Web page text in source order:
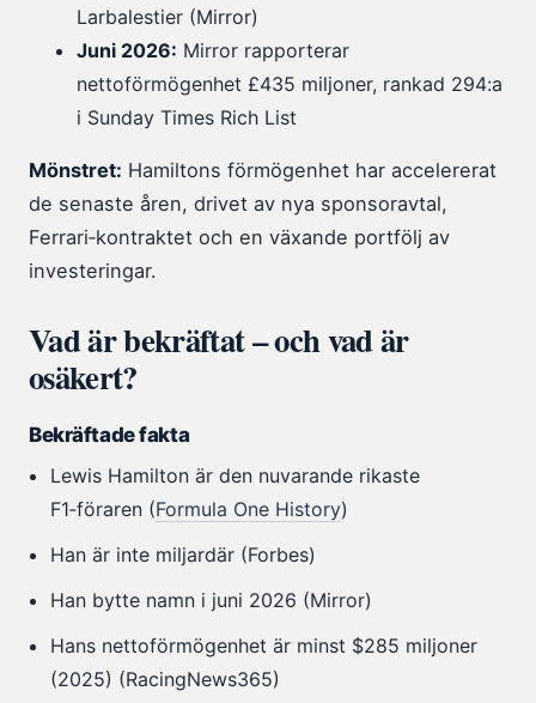
Larbalestier (Mirror)
Juni 2026: Mirror rapporterar
nettoförmögenhet £435 miljoner, rankad 294:a
i Sunday Times Rich List
Mönstret: Hamiltons förmögenhet har accelererat
de senaste åren, drivet av nya sponsoravtal,
Ferrari‑kontraktet och en växande portfölj av
investeringar.
Vad är bekräftat – och vad är
osäkert?
Bekräftade fakta
Lewis Hamilton är den nuvarande rikaste
F1‑föraren (Formula One History)
Han är inte miljardär (Forbes)
Han bytte namn i juni 2026 (Mirror)
Hans nettoförmögenhet är minst $285 miljoner
(2025) (RacingNews365)